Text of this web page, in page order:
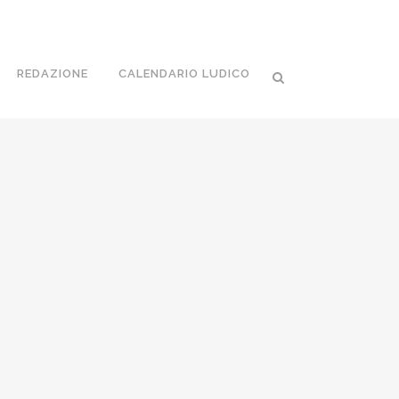
REDAZIONE CALENDARIO LUDICO